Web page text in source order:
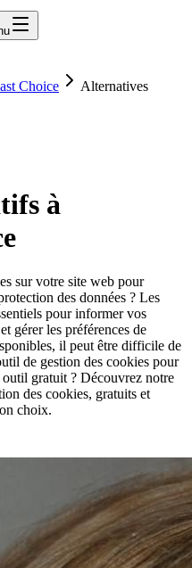
Choice Alternatives
à
sur votre site web pour
des données ? Les
pour informer vos
gérer les préférences de
il peut être difficile de
de gestion des cookies pour
gratuit ? Découvrez notre
des cookies, gratuits et
choix.